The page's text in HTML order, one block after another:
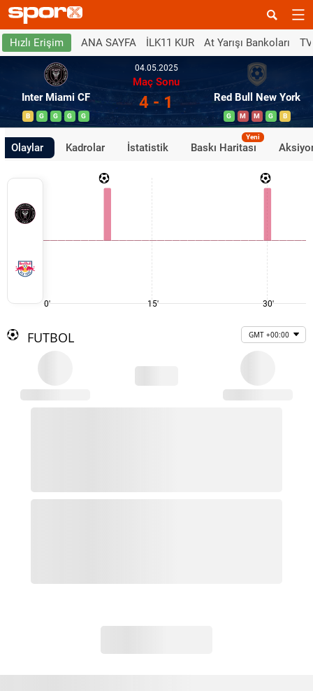
Hızlı Erişim ANA SAYFA İLK11 KUR At Yarışı Bankoları
Inter Miami CF
B G G G G
04.05.2025
Maç Sonu
4 - 1 Red Bull New York
G M M G B
Olaylar Kadrolar İstatistik Baskı Haritası
Yeni
0' 15' 30'
FUTBOL GMT +00:00